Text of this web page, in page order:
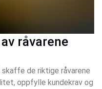
råvarene
de riktige råvarene
oppfylle kundekrav og